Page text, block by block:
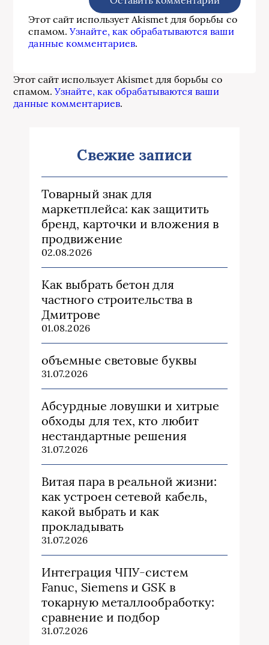
Этот сайт использует Akismet для борьбы со
спамом.Узнайте, как обрабатываются ваши
данные комментариев.
Этот сайт использует Akismet для борьбы со
спамом.Узнайте, как обрабатываются ваши
данные комментариев.
Свежие записи
Товарный знак для
маркетплейса: как защитить
бренд, карточки и вложения в
продвижение
02.08.2026
Как выбрать бетон для
частного строительства в
Дмитрове
01.08.2026
объемные световые буквы
31.07.2026
Абсурдные ловушки и хитрые
обходы для тех, кто любит
нестандартные решения
31.07.2026
Витая пара в реальной жизни:
как устроен сетевой кабель,
какой выбрать и как
прокладывать
31.07.2026
Интеграция ЧПУ-систем
Fanuc, Siemens и GSK в
токарную металлообработку:
сравнение и подбор
31.07.2026